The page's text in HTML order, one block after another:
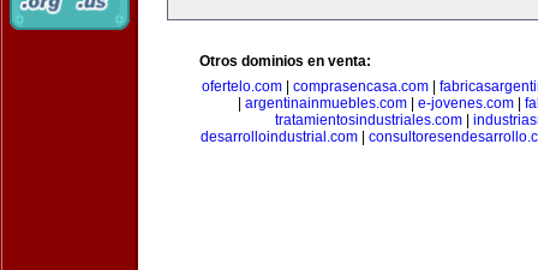
Otros dominios en venta:
ofertelo.com| comprasencasa.com|
argentinainmuebles.com| e-jovenes.com|
tratamientosindustriales.com
desarrolloindustrial.com|